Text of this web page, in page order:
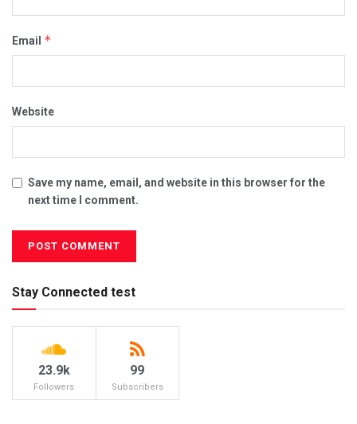
Email *
Website
Save my name, email, and website in this browser for the
next time I comment.
Stay Connected test
23.9k
Followers
99
Subscribers